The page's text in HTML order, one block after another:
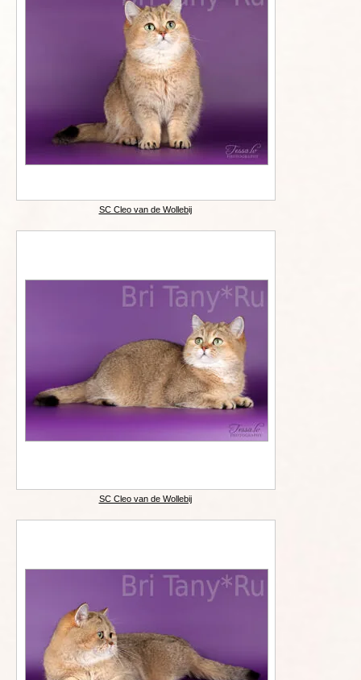
SC Cleo van de Wollebij
SC Cleo van de Wollebij